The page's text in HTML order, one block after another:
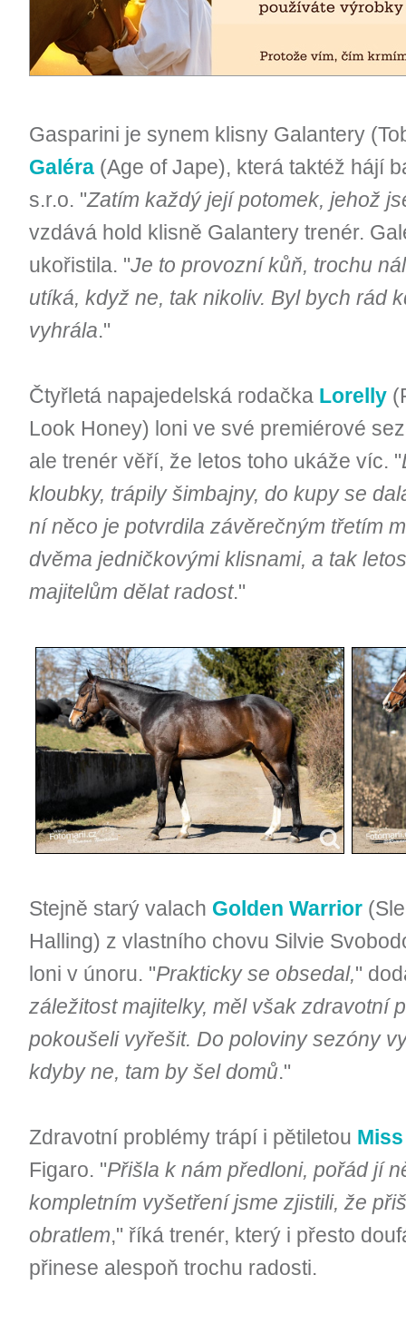
Gasparini je synem klisny Galantery
Galéra (Age of Jape), která taktéž hájí
s.r.o. "Zatím každý její potomek, jehož
vzdává hold klisně Galantery trenér.
ukořistila. "Je to provozní kůň, trochu
utíká, když ne, tak nikoliv. Byl bych rád
vyhrála."
Čtyřletá napajedelská rodačka Lorelly
Look Honey) loni ve své premiérové
ale trenér věří, že letos toho ukáže víc. "
kloubky, trápily šimbajny, do kupy se
ní něco je potvrdila závěrečným třetím
dvěma jedničkovými klisnami, a tak
majitelům dělat radost."
Stejně starý valach Golden Warrior
Halling) z vlastního chovu Silvie
loni v únoru. "Prakticky se obsedal,"
záležitost majitelky, měl však zdravotní
pokoušeli vyřešit. Do poloviny sezóny
kdyby ne, tam by šel domů."
Zdravotní problémy trápí i pětiletou
Figaro. "Přišla k nám předloni, pořád jí
kompletním vyšetření jsme zjistili, že
obratlem," říká trenér, který i přesto
přinese alespoň trochu radosti.